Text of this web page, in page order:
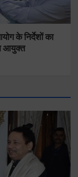
के निर्देशों का
आयुक्त